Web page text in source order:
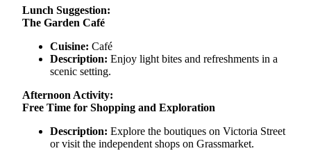
Lunch Suggestion:
The Garden Café
Cuisine: Café
Description: Enjoy light bites and refreshments in a
scenic setting.
Afternoon Activity:
Free Time for Shopping and Exploration
Description: Explore the boutiques on Victoria Street
or visit the independent shops on Grassmarket.